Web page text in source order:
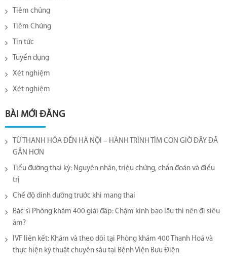
Tiêm chủng
Tiêm Chủng
Tin tức
Tuyển dụng
Xét nghiệm
Xét nghiệm
BÀI MỚI ĐĂNG
TỪ THANH HÓA ĐẾN HÀ NỘI – HÀNH TRÌNH TÌM CON GIỜ ĐÂY ĐÃ
GẦN HƠN
Tiểu đường thai kỳ: Nguyên nhân, triệu chứng, chẩn đoán và điều
trị
Chế độ dinh dưỡng trước khi mang thai
Bác sĩ Phòng khám 400 giải đáp: Chậm kinh bao lâu thì nên đi siêu
âm?
IVF liên kết: Khám và theo dõi tại Phòng khám 400 Thanh Hoá và
thực hiện kỹ thuật chuyên sâu tại Bệnh Viện Bưu Điện